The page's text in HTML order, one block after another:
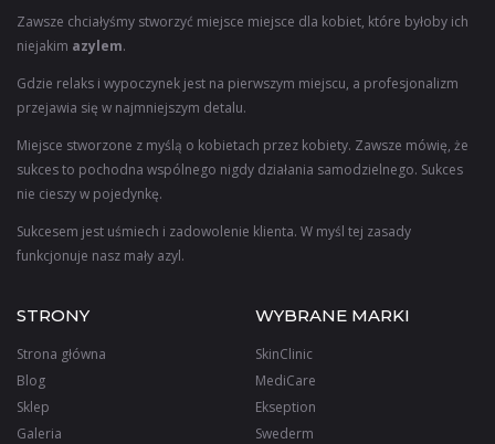
Zawsze chciałyśmy stworzyć miejsce miejsce dla kobiet, które byłoby ich
niejakim azylem.
Gdzie relaks i wypoczynek jest na pierwszym miejscu, a profesjonalizm
przejawia się w najmniejszym detalu.
Miejsce stworzone z myślą o kobietach przez kobiety. Zawsze mówię, że
sukces to pochodna wspólnego nigdy działania samodzielnego. Sukces
nie cieszy w pojedynkę.
Sukcesem jest uśmiech i zadowolenie klienta. W myśl tej zasady
funkcjonuje nasz mały azyl.
STRONY
Strona główna
Blog
Sklep
Galeria
WYBRANE MARKI
SkinClinic
MediCare
Ekseption
Swederm